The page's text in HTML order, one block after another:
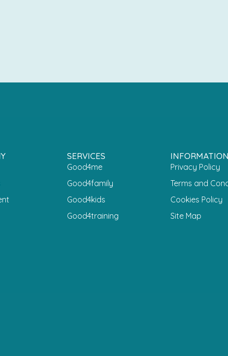
SERVICES
Good4me
Good4family
Good4kids
Good4training
INFORMATION
Privacy Policy
Terms and
Cookies Policy
Site Map